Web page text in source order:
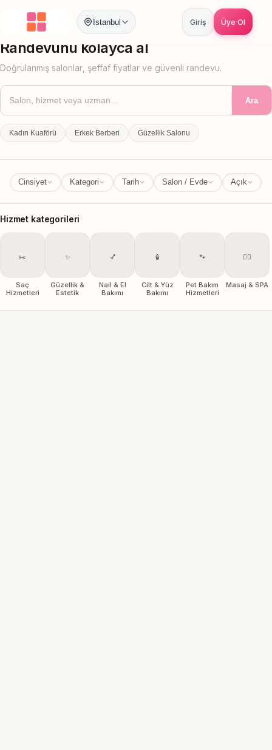
İstanbul Giriş Üye Ol
İstanbul
Randevunu kolayca al
Doğrulanmış salonlar, şeffaf fiyatlar ve güvenli randevu.
Ara
Kadın Kuaförü Erkek Berberi Güzellik Salonu
Cinsiyet Kategori Tarih Salon / Evde Açık
Hizmet kategorileri
✂️
Saç
Hizmetleri
✨
Güzellik &
Estetik
💅
Nail & El
Bakımı
🧴
Cilt & Yüz
Bakımı
🐾
Pet Bakım
Hizmetleri
💆‍♀️
Masaj & SPA